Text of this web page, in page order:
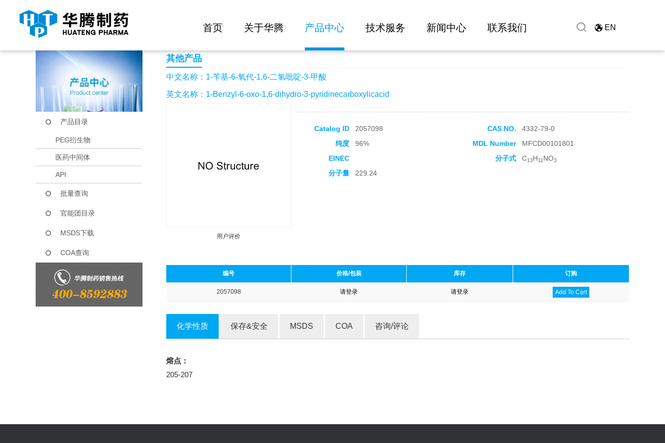
首页 关于华腾 产品中心 技术服务 新闻中心 联系我们 EN
当前位置： 首页 产品中心 1-苄基-6-氧代-1,6-二氢吡啶-3-甲酸
产品目录
PEG衍生物
医药中间体
API
批量查询
官能团目录
MSDS下载
COA查询
其他产品
中文名称：1-苄基-6-氧代-1,6-二氢吡啶-3-甲酸
英文名称：1-Benzyl-6-oxo-1,6-dihydro-3-pyridinecarboxylicacid
用户评价
Catalog ID 2057098 CAS NO.
4332-79-0
纯度
96% MDL Number
MFCD00101801
EINEC
分子式 C13H11 NO3
分子量 229.24
编号 价格/包装 库存 订购
2057098 请登录 请登录 Add To Cart
化学性质 保存&安全 MSDS COA 咨询/评论
熔点：
205-207